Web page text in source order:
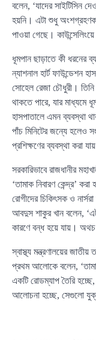
বলেন, ‌‘যাদের সাইটিসিন
হয়নি। এটা শুধু
পাওয়া গেছে।
ধূমপান ছাড়াতে কী ধরনের
ন্যাশনাল হার্ট ফাউন্ডেশন
সোহেল রেজা চৌধুরী। তিনি
থাকতে পারে, যার মাধ্যমে
হাসপাতালে এমন ব্যবস্থা
পাঁচ মিনিটের জন্যে হলেও
প্রশিক্ষণের ব্যবস্থা করা
সরকারিভাবে রাজধানীর
‘তামাক নিবারণ কেন্দ্র’
রোগীদের চিকিৎসক ও
আবদুস শাকুর খান বলেন,
কারণে বন্ধ হয়ে যায়।
স্বাস্থ্য মন্ত্রণালয়ের
প্রথম আলোকে বলেন,
একটি রোডম্যাপ তৈরি
আলোচনা হচ্ছে, সেগুলো